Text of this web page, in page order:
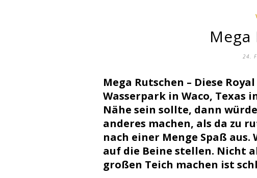
Mega
24.
Mega Rutschen – Diese
Wasserpark in Waco, Texas
Nähe sein sollte, dann
anderes machen, als da zu
nach einer Menge Spaß aus.
auf die Beine stellen. Nicht
großen Teich machen ist